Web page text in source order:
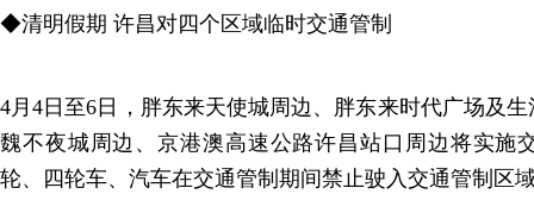
◆清明假期 许昌对四个区域临时交通管制
4月4日至6日，胖东来天使城周边、胖东来时代广场及
魏不夜城周边、京港澳高速公路许昌站口周边将实施
轮、四轮车、汽车在交通管制期间禁止驶入交通管制区